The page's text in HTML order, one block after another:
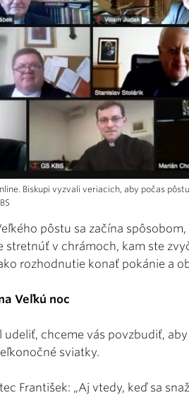
Biskupi vyzvali veriacich, aby počas
pôstu sa začína
stretnúť v chrámoch, kam ste
rozhodnutie konať pokánie a
Veľkú noc
udeliť, chceme vás povzbudiť,
sviatky.
František: „Aj vtedy, keď sa